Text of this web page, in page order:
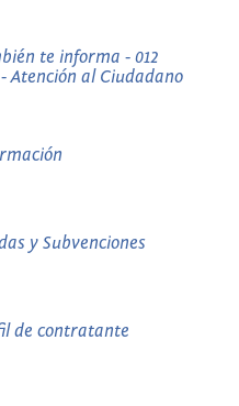
te informa - 012
- Atención al Ciudadano
y Subvenciones
de contratante